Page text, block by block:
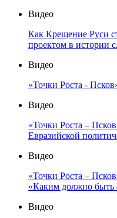
Видео
Как Крещение Руси
проектом в истории
Видео
«Точки Роста -
Видео
«Точки Роста –
Евразийской
Видео
«Точки Роста –
«Каким должно быть
Видео